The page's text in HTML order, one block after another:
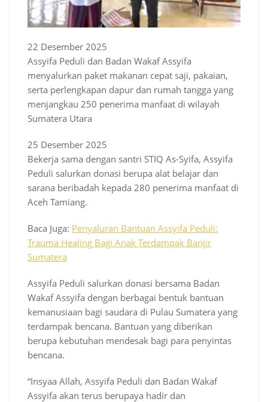
22 Desember 2025
Assyifa Peduli dan Badan Wakaf Assyifa
menyalurkan paket makanan cepat saji, pakaian,
serta perlengkapan dapur dan rumah tangga yang
menjangkau 250 penerima manfaat di wilayah
Sumatera Utara
25 Desember 2025
Bekerja sama dengan santri STIQ As-Syifa, Assyifa
Peduli salurkan donasi berupa alat belajar dan
sarana beribadah kepada 280 penerima manfaat di
Aceh Tamiang.
Baca Juga: Penyaluran Bantuan Assyifa Peduli:
Trauma Healing Bagi Anak Terdampak Banjir
Sumatera
Assyifa Peduli salurkan donasi bersama Badan
Wakaf Assyifa dengan berbagai bentuk bantuan
kemanusiaan bagi saudara di Pulau Sumatera yang
terdampak bencana. Bantuan yang diberikan
berupa kebutuhan mendesak bagi para penyintas
bencana.
“Insyaa Allah, Assyifa Peduli dan Badan Wakaf
Assyifa akan terus berupaya hadir dan